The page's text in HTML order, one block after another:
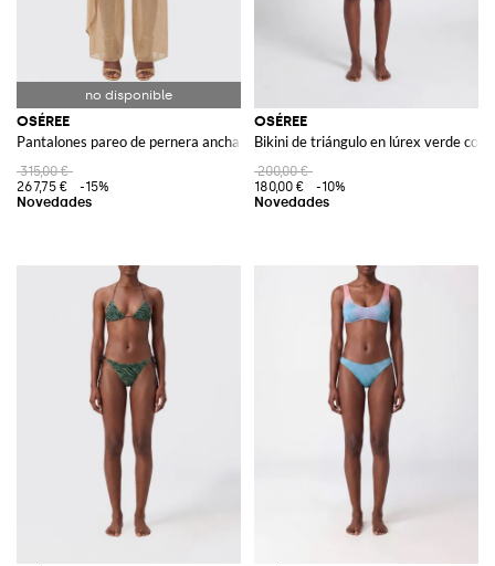
OSÉREE
Pantalones pareo de pernera ancha en jersey de lúrex con estampado de
315,00 €
267,75 €
-15%
OSÉREE
Bikini de triángulo en lúrex verde con
200,00 €
180,00 €
-10%